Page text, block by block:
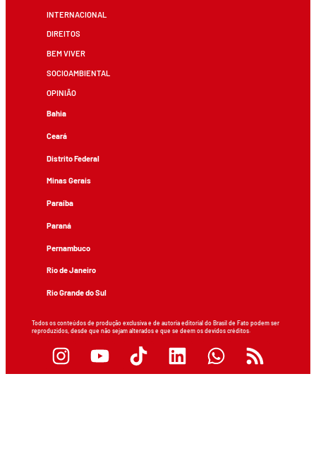
INTERNACIONAL
DIREITOS
BEM VIVER
SOCIOAMBIENTAL
OPINIÃO
Bahia
Ceará
Distrito Federal
Minas Gerais
Paraíba
Paraná
Pernambuco
Rio de Janeiro
Rio Grande do Sul
Todos os conteúdos de produção exclusiva e de autoria editorial do Brasil de Fato podem ser
reproduzidos, desde que não sejam alterados e que se deem os devidos créditos.